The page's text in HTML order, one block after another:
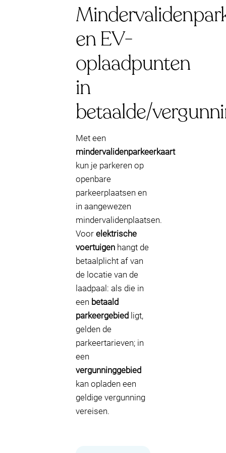
en EV-
oplaadpunten
in
betaalde/
Met een
mindervalidenparkeerkaart
kun je parkeren op
openbare
parkeerplaatsen en
in aangewezen
mindervalidenplaatsen.
Voor elektrische
voertuigen hangt de
betaalplicht af van
de locatie van de
laadpaal: als die in
een betaald
parkeergebied ligt,
gelden de
parkeertarieven; in
een
vergunninggebied
kan opladen een
geldige vergunning
vereisen.